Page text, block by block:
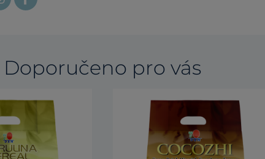
Doporučeno pro vás